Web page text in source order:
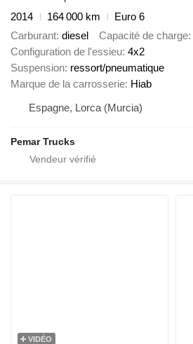
2014
164 000 km
Euro 6
Carburant diesel Capacité de charge
Configuration de l'essieu 4x2
Suspension ressort/pneumatique
Marque de la carrosserie Hiab
Espagne, Lorca (Murcia)
Pemar Trucks
VIDÉO